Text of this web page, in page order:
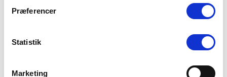
Præferencer
Statistik
Marketing